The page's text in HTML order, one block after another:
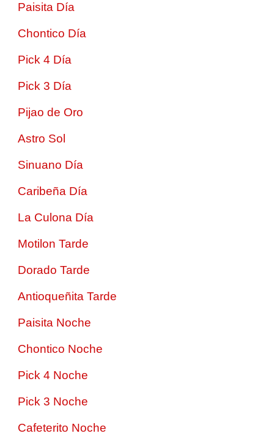
Paisita Día
Chontico Día
Pick 4 Día
Pick 3 Día
Pijao de Oro
Astro Sol
Sinuano Día
Caribeña Día
La Culona Día
Motilon Tarde
Dorado Tarde
Antioqueñita Tarde
Paisita Noche
Chontico Noche
Pick 4 Noche
Pick 3 Noche
Cafeterito Noche